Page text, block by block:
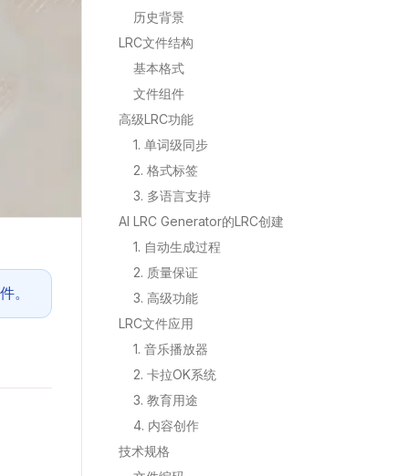
。
历史背景
LRC文件结构
基本格式
文件组件
高级LRC功能
1. 单词级同步
2. 格式标签
3. 多语言支持
AI LRC Generator的LRC创建
1. 自动生成过程
2. 质量保证
3. 高级功能
LRC文件应用
1. 音乐播放器
2. 卡拉OK系统
3. 教育用途
4. 内容创作
技术规格